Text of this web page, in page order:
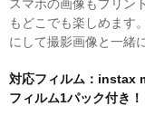
スマホの画像もプリン
もどこでも楽しめます
にして撮影画像と一緒
対応フィルム：instax
フィルム1パック付き！